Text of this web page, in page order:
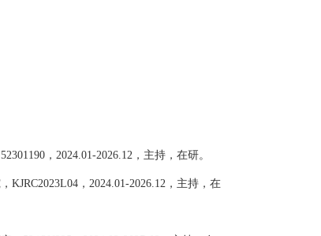
52301190 ， 2024.01-2026.12 ， 主持，在研。
， KJRC2023L04 ， 2024.01-2026.12 ， 主持，在